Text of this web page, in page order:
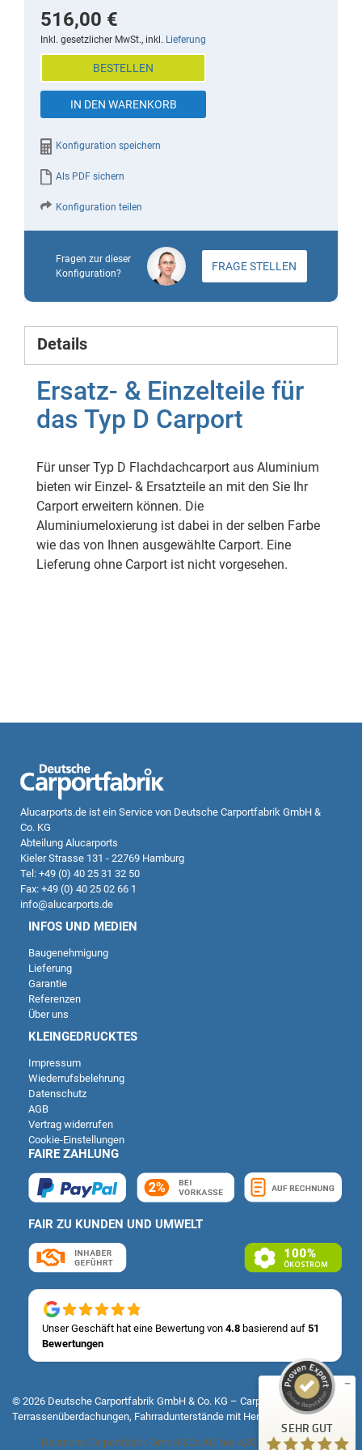
beginning
images
516,00 €
Inkl. gesetzlicher MwSt., inkl. Lieferung
IN DEN WARENKORB
BESTELLEN
Konfiguration speichern
Als PDF sichern
Konfiguration teilen
Fragen zur dieser
Konfiguration?
FRAGE STELLEN
Details
Ersatz- & Einzelteile für
das Typ D Carport
Für unser Typ D Flachdachcarport aus Aluminium
bieten wir Einzel- & Ersatzteile an mit den Sie Ihr
Carport erweitern können. Die
Aluminiumeloxierung ist dabei in der selben Farbe
wie das von Ihnen ausgewählte Carport. Eine
Lieferung ohne Carport ist nicht vorgesehen.
Alucarports.de ist ein Service von Deutsche Carportfabrik GmbH &
Co. KG
Abteilung Alucarports
Kieler Strasse 131 - 22769 Hamburg
Tel: +49 (0) 40 25 31 32 50
Fax: +49 (0) 40 25 02 66 1
info@alucarports.de
INFOS UND MEDIEN
Baugenehmigung
Lieferung
Garantie
Referenzen
Über uns
KLEINGEDRUCKTES
Impressum
Wiederrufsbelehrung
Datenschutz
AGB
Vertrag widerrufen
Cookie-Einstellungen
FAIRE ZAHLUNG
FAIR ZU KUNDEN UND UMWELT
Unser Geschäft hat eine Bewertung von 4.8 basierend auf 51
Bewertungen
© 2026 Deutsche Carportfabrik GmbH & Co. KG – Carports, Fertiggaragen,
Terrassenüberdachungen, Fahrradunterstände mit Herz & Verstand
Deutsche Carportfabrik GmbH &Co.KG hat 4,83von5 Sternen
SEHR GUT
Kundenbewertungen und Erfahrungen zu
Deutsche Carportfabrik GmbH & Co. KG
100
%
ProvenExpert.com
SEHR GUT
4,83
/
5,00
14
Bewertungen auf
ProvenExpert.com
51
Bewertungen von
1